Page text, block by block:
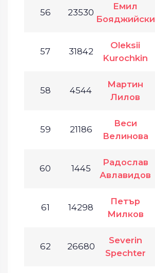
56 23530
Емил
Бояджийски
57 31842
Oleksii
Kurochkin
58 4544
Мартин
Лилов
59 21186
Веси
Велинова
60 1445
Радослав
Авлавидов
61 14298
Петър
Милков
62 26680
Severin
Spechter